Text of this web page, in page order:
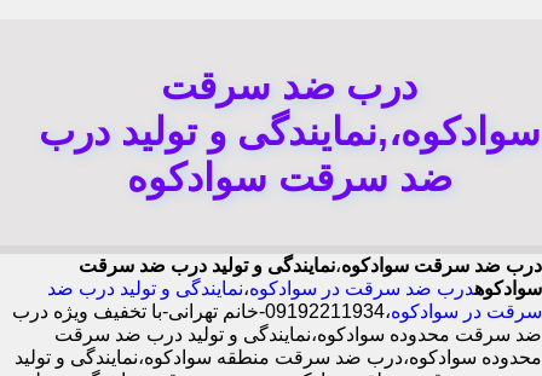
درب ضد سرقت
سوادکوه،,نمایندگی و تولید درب
ضد سرقت سوادکوه
درب ضد سرقت سوادکوه،نمایندگی و تولید درب ضد سرقت
سوادکوهدرب ضد سرقت در سوادکوه،نمایندگی و تولید درب ضد
سرقت در سوادکوه
،09192211934-خانم تهرانی-با تخفیف ویژه درب
ضد سرقت محدوده سوادکوه،نمایندگی و تولید درب ضد سرقت
محدوده سوادکوه،درب ضد سرقت منطقه سوادکوه،نمایندگی و تولید